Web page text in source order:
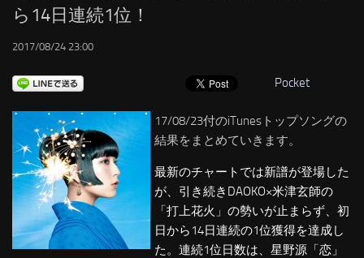
ら14日連続1位！
2017/08/24 23:00
Pocket
17/08/23付のiTunesトップソングの
結果をまとめていきます。
最新のチャートでは新譜が登場した
が、引き続きDAOKO×米津玄師の
「打上花火」の勢いが止まらず、初
日から14日連続の1位獲得を達成し
た。連続1位日数は、星野源「恋」